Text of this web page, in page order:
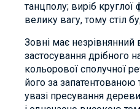
танцполу; виріб
велику вагу, тому стіл
Зовні має незрівнянний
застосування дрібного
кольорової сполучної
його за запатентованою
увазі пресування